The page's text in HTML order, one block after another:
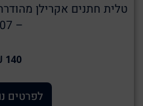
טלית חתנים אקרילן
– 607
140 ₪
לפרטים